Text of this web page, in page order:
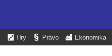
Hry Právo Ekonomika